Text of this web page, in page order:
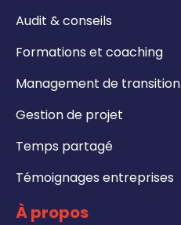
Audit & conseils
Formations et coaching
Management de transition
Gestion de projet
Temps partagé
Témoignages entreprises
À propos